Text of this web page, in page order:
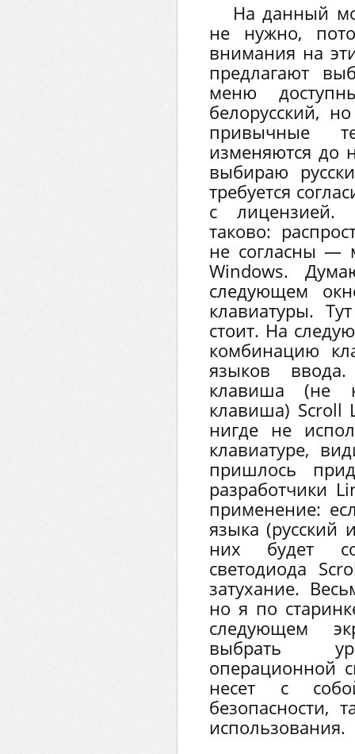
На данный
не нужно,
внимания на
предлагают
меню
белорусский,
привычные
изменяются до
выбираю
требуется
с лицензией.
таково:
не согласны —
Windows.
следующем
клавиатуры.
стоит. На
комбинацию
языков
клавиша (не
клавиша) Scroll
нигде не
клавиатуре,
пришлось
разработчики
применение:
языка (русский
них будет
светодиода
затухание.
но я по
следующем
выбрать
операционной
несет с
безопасности,
использования.